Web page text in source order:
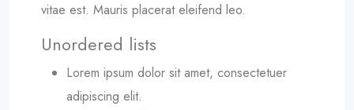
vitae est. Mauris placerat eleifend leo.
Unordered lists
Lorem ipsum dolor sit amet, consectetuer
adipiscing elit.